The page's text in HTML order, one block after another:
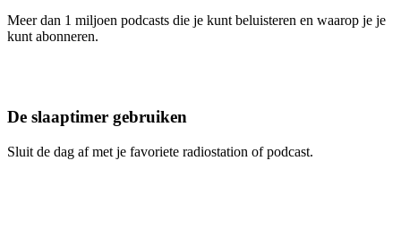
Meer dan 1 miljoen podcasts die je kunt beluisteren en waarop je je
kunt abonneren.
De slaaptimer gebruiken
Sluit de dag af met je favoriete radiostation of podcast.